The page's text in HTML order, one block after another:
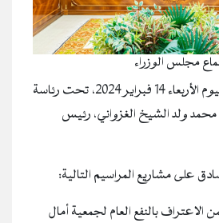
مجلس الوزراء
اجتمع مجلس الوزراء اليوم الأربعاء 14 فبراير 2024، تحت رئاسة
ولد الشيخ الغزواني، رئيس
على مشاريع المراسيم التالية:
بالنفع العام لجمعية أمال